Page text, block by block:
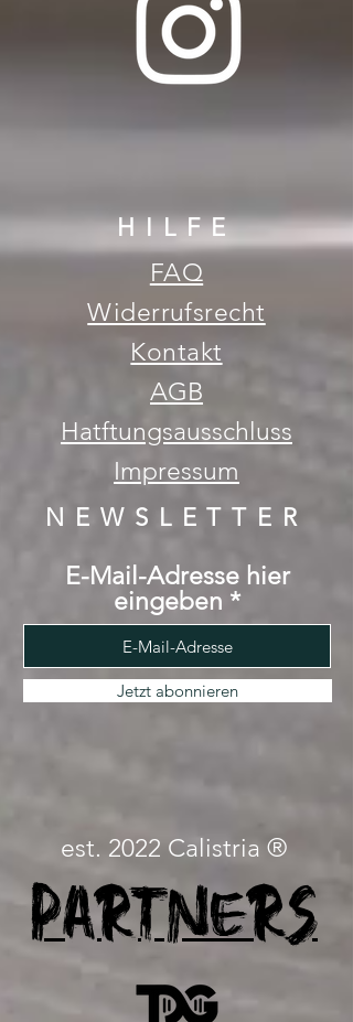
HILFE
FAQ
Widerrufsrecht
Kontakt
AGB
Hatftungsausschluss
Impressum
NEWSLETTER
E-Mail-Adresse hier
eingeben
Jetzt abonnieren
est. 2022 Calistria ®
Partners